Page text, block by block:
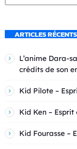
ARTICLES RÉCENTS
L’anime Dara-
crédits de son
Kid Pilote –
Kid Ken –
Kid Fourasse –